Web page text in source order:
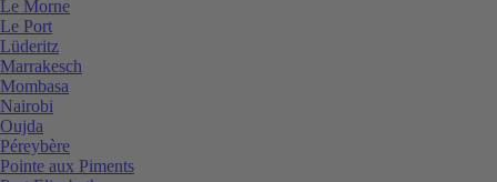
Le Morne
Le Port
Lüderitz
Marrakesch
Mombasa
Nairobi
Oujda
Péreybère
Pointe aux Piments